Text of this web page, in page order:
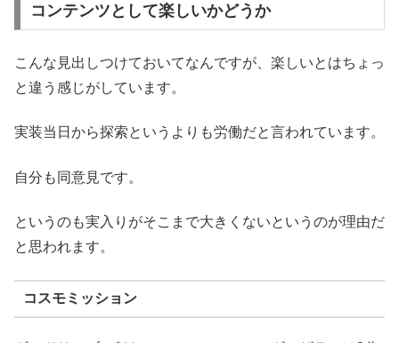
コンテンツとして楽しいかどうか
こんな見出しつけておいてなんですが、楽しいとはちょっ
と違う感じがしています。
実装当日から探索というよりも労働だと言われています。
自分も同意見です。
というのも実入りがそこまで大きくないというのが理由だ
と思われます。
コスモミッション